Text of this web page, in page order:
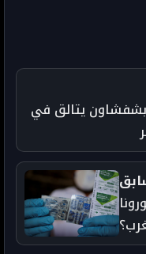
بشفشاون يتالق في